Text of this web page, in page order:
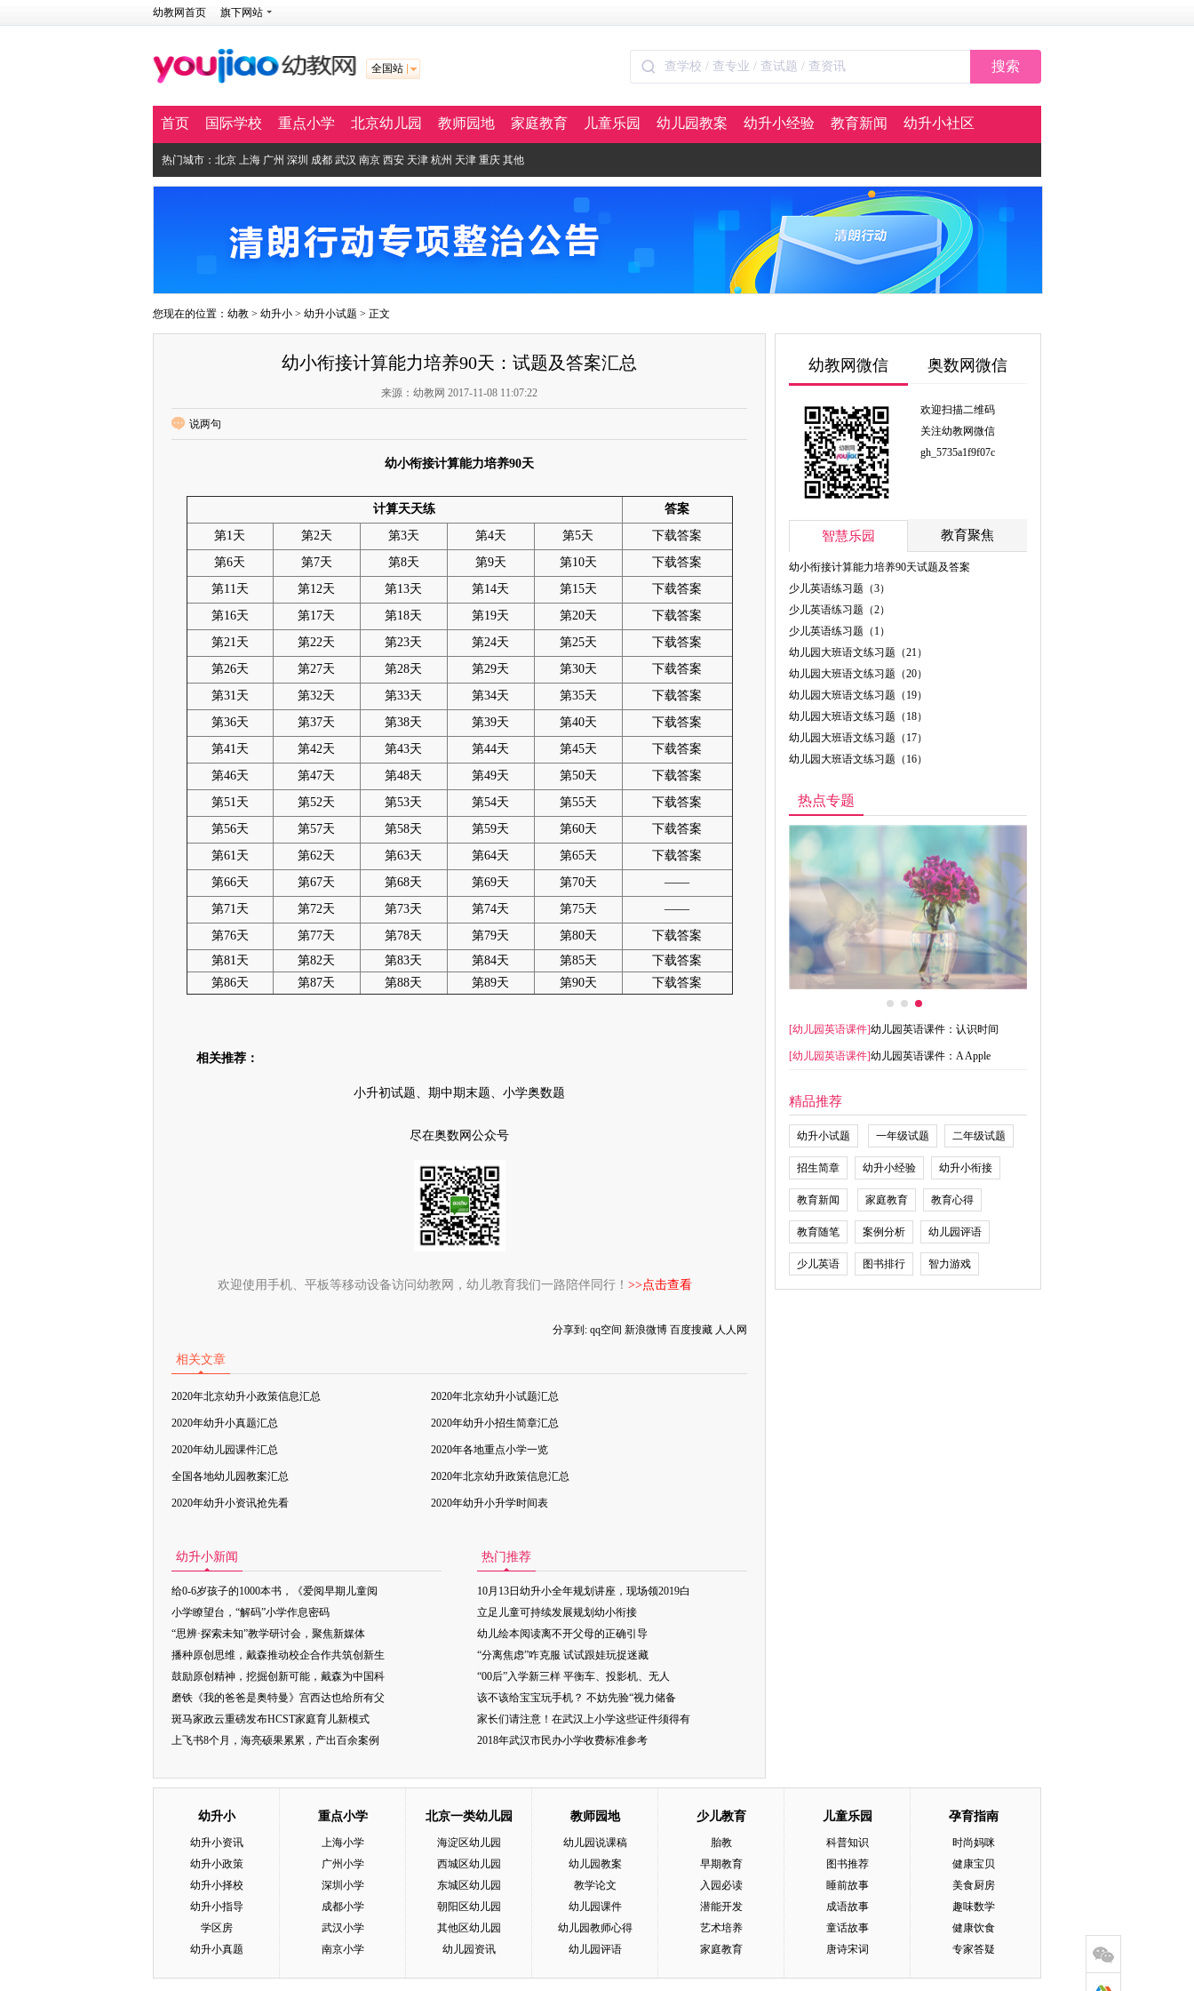
幼教网首页 旗下网站
全国站 搜索
首页 国际学校 重点小学 北京幼儿园 教师园地 家庭教育 儿童乐园 幼儿园教案 幼升小经验 教育新闻 幼升小社区
热门城市： 北京 上海 广州 深圳 成都 武汉 南京 西安 天津 杭州 天津 重庆 其他
您现在的位置： 幼教 > 幼升小 > 幼升小试题 > 正文
幼小衔接计算能力培养90天：试题及答案汇总
来源：幼教网 2017-11-08 11:07:22
说两句
幼小衔接计算能力培养90天
计算天天练
答案
第1天
第2天 第3天 第4天 第5天
下载答案
第6天
第7天 第8天 第9天 第10天
下载答案
第11天
第12天 第13天 第14天 第15天
下载答案
第16天
第17天 第18天 第19天 第20天
下载答案
第21天
第22天 第23天 第24天 第25天
下载答案
第26天
第27天 第28天 第29天 第30天
下载答案
第31天
第32天 第33天 第34天 第35天
下载答案
第36天
第37天 第38天 第39天 第40天
下载答案
第41天
第42天 第43天 第44天 第45天
下载答案
第46天
第47天 第48天 第49天 第50天
下载答案
第51天
第52天 第53天 第54天 第55天
下载答案
第56天
第57天 第58天 第59天 第60天
下载答案
第61天
第62天 第63天 第64天 第65天
下载答案
第66天
第67天 第68天 第69天 第70天
——
第71天
第72天 第73天 第74天 第75天
——
第76天
第77天 第78天 第79天 第80天
下载答案
第81天
第82天 第83天 第84天 第85天
下载答案
第86天
第87天 第88天 第89天 第90天 下载答案
相关推荐：
小升初试题、期中期末题、小学奥数题
尽在奥数网公众号
欢迎使用手机、平板等移动设备访问幼教网，幼儿教育我们一路陪伴同行！ >>点击查看
分享到: qq空间 新浪微博 百度搜藏 人人网
相关文章
2020年北京幼升小政策信息汇总 2020年北京幼升小试题汇总
2020年幼升小真题汇总 2020年幼升小招生简章汇总
2020年幼儿园课件汇总 2020年各地重点小学一览
全国各地幼儿园教案汇总 2020年北京幼升政策信息汇总
2020年幼升小资讯抢先看 2020年幼升小升学时间表
幼升小新闻
给0-6岁孩子的1000本书，《爱阅早期儿童阅
小学瞭望台，“解码”小学作息密码
“思辨·探索未知”教学研讨会，聚焦新媒体
播种原创思维，戴森推动校企合作共筑创新生
鼓励原创精神，挖掘创新可能，戴森为中国科
磨铁《我的爸爸是奥特曼》宫西达也给所有父
斑马家政云重磅发布HCST家庭育儿新模式
上飞书8个月，海亮硕果累累，产出百余案例
热门推荐
10月13日幼升小全年规划讲座，现场领2019白
立足儿童可持续发展规划幼小衔接
幼儿绘本阅读离不开父母的正确引导
“分离焦虑”咋克服 试试跟娃玩捉迷藏
“00后”入学新三样 平衡车、投影机、无人
该不该给宝宝玩手机？ 不妨先验“视力储备
家长们请注意！在武汉上小学这些证件须得有
2018年武汉市民办小学收费标准参考
幼教网微信 奥数网微信
欢迎扫描二维码
关注幼教网微信
gh_5735a1f9f07c
智慧乐园 教育聚焦
幼小衔接计算能力培养90天试题及答案
少儿英语练习题（3）
少儿英语练习题（2）
少儿英语练习题（1）
幼儿园大班语文练习题（21）
幼儿园大班语文练习题（20）
幼儿园大班语文练习题（19）
幼儿园大班语文练习题（18）
幼儿园大班语文练习题（17）
幼儿园大班语文练习题（16）
热点专题
[幼儿园英语课件]幼儿园英语课件：认识时间
[幼儿园英语课件]幼儿园英语课件：A Apple
精品推荐
幼升小试题 一年级试题 二年级试题
招生简章 幼升小经验 幼升小衔接
教育新闻 家庭教育 教育心得
教育随笔 案例分析 幼儿园评语
少儿英语 图书排行 智力游戏
幼升小
幼升小资讯
幼升小政策
幼升小择校
幼升小指导
学区房
幼升小真题
重点小学
上海小学
广州小学
深圳小学
成都小学
武汉小学
南京小学
北京一类幼儿园
海淀区幼儿园
西城区幼儿园
东城区幼儿园
朝阳区幼儿园
其他区幼儿园
幼儿园资讯
教师园地
幼儿园说课稿
幼儿园教案
教学论文
幼儿园课件
幼儿园教师心得
幼儿园评语
少儿教育
胎教
早期教育
入园必读
潜能开发
艺术培养
家庭教育
儿童乐园
科普知识
图书推荐
睡前故事
成语故事
童话故事
唐诗宋词
孕育指南
时尚妈咪
健康宝贝
美食厨房
趣味数学
健康饮食
专家答疑